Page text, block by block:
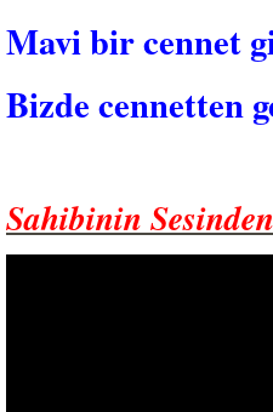
Mavi bir cennet
Bizde cennetten
Sahibinin Sesinden